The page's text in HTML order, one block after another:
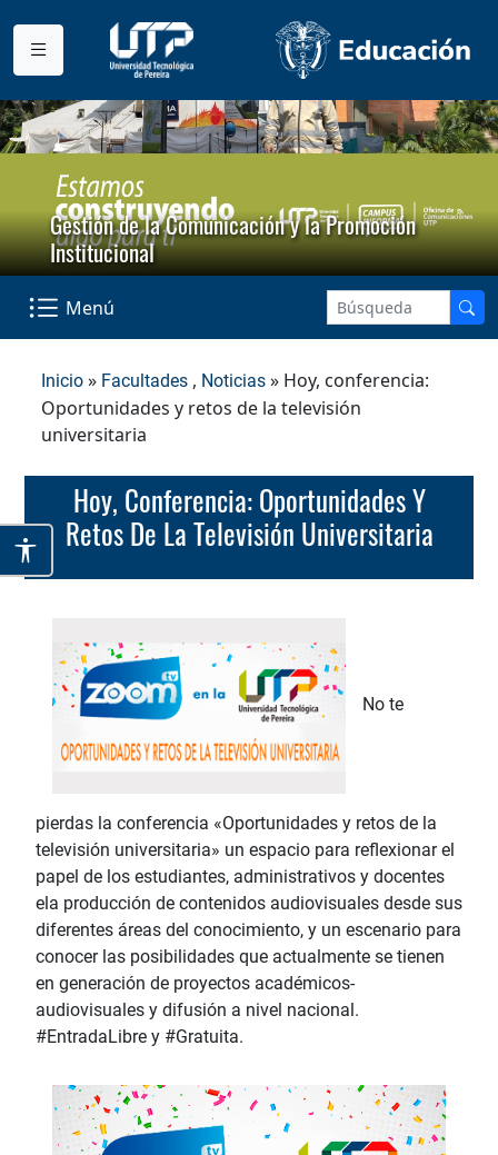
Gestión de la Comunicación y la Promoción
Institucional
Menú
Inicio » Facultades , Noticias » Hoy, conferencia:
Oportunidades y retos de la televisión
universitaria
Hoy, Conferencia: Oportunidades Y
Retos De La Televisión Universitaria
No te
pierdas la conferencia «Oportunidades y retos de la
televisión universitaria» un espacio para reflexionar el
papel de los estudiantes, administrativos y docentes
ela producción de contenidos audiovisuales desde sus
diferentes áreas del conocimiento, y un escenario para
conocer las posibilidades que actualmente se tienen
en generación de proyectos académicos-
audiovisuales y difusión a nivel nacional.
#EntradaLibre y #Gratuita.